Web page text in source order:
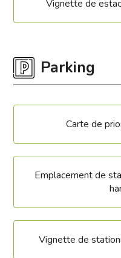
Vignette de
Parking
Carte de
Emplacement de
Vignette de